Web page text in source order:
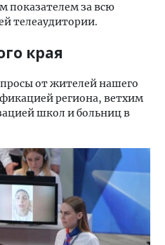
показателем за всю
телеаудитории.
края
от жителей нашего
региона, ветхим
школ и больниц в